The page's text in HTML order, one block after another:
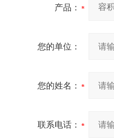
产品：
您的单位：
您的姓名：
联系电话：